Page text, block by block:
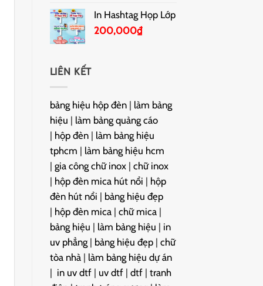
In Hashtag Họp Lớp
200,000₫
LIÊN KẾT
bảng hiệu hộp đèn| làm bảng
hiệu | làm bảng quảng cáo
| hộp đèn| làm bảng hiệu
tphcm | làm bảng hiệu hcm
| gia công chữ inox| chữ inox
| hộp đèn mica hút nổi | hộp
đèn hút nổi | bảng hiệu đẹp
| hộp đèn mica| chữ mica|
bảng hiệu | làm bảng hiệu | in
uv phẳng| bảng hiệu đẹp| chữ
tòa nhà| làm bảng hiệu dự án
| in uv dtf| uv dtf| dtf| tranh